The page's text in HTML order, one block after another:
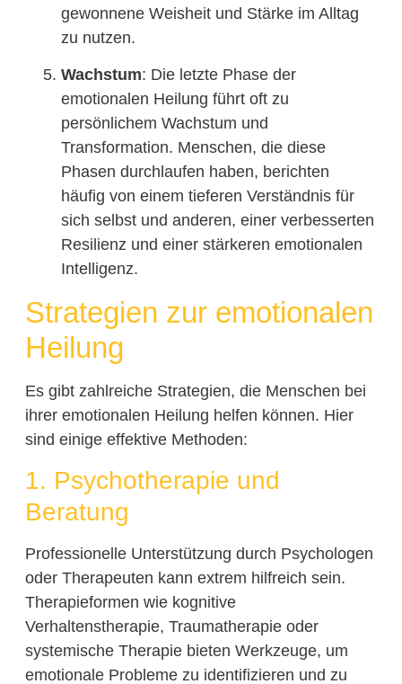
gewonnene Weisheit und Stärke im Alltag
zu nutzen.
Wachstum: Die letzte Phase der
emotionalen Heilung führt oft zu
persönlichem Wachstum und
Transformation. Menschen, die diese
Phasen durchlaufen haben, berichten
häufig von einem tieferen Verständnis für
sich selbst und anderen, einer verbesserten
Resilienz und einer stärkeren emotionalen
Intelligenz.
Strategien zur emotionalen
Heilung
Es gibt zahlreiche Strategien, die Menschen bei
ihrer emotionalen Heilung helfen können. Hier
sind einige effektive Methoden:
1. Psychotherapie und
Beratung
Professionelle Unterstützung durch Psychologen
oder Therapeuten kann extrem hilfreich sein.
Therapieformen wie kognitive
Verhaltenstherapie, Traumatherapie oder
systemische Therapie bieten Werkzeuge, um
emotionale Probleme zu identifizieren und zu